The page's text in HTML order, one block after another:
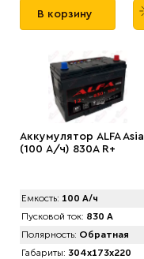
В корзину
Аккумулятор АLFA Asia
(100 А/ч) 830A R+
Емкость: 100 А/ч
Пусковой ток: 830 А
Полярность: Обратная
Габариты: 304x173x220